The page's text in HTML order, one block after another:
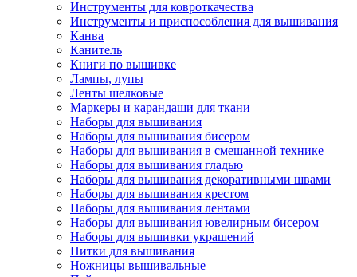
Инструменты для ковроткачества
Инструменты и приспособления для вышивания
Канва
Канитель
Книги по вышивке
Лампы, лупы
Ленты шелковые
Маркеры и карандаши для ткани
Наборы для вышивания
Наборы для вышивания бисером
Наборы для вышивания в смешанной технике
Наборы для вышивания гладью
Наборы для вышивания декоративными швами
Наборы для вышивания крестом
Наборы для вышивания лентами
Наборы для вышивания ювелирным бисером
Наборы для вышивки украшений
Нитки для вышивания
Ножницы вышивальные